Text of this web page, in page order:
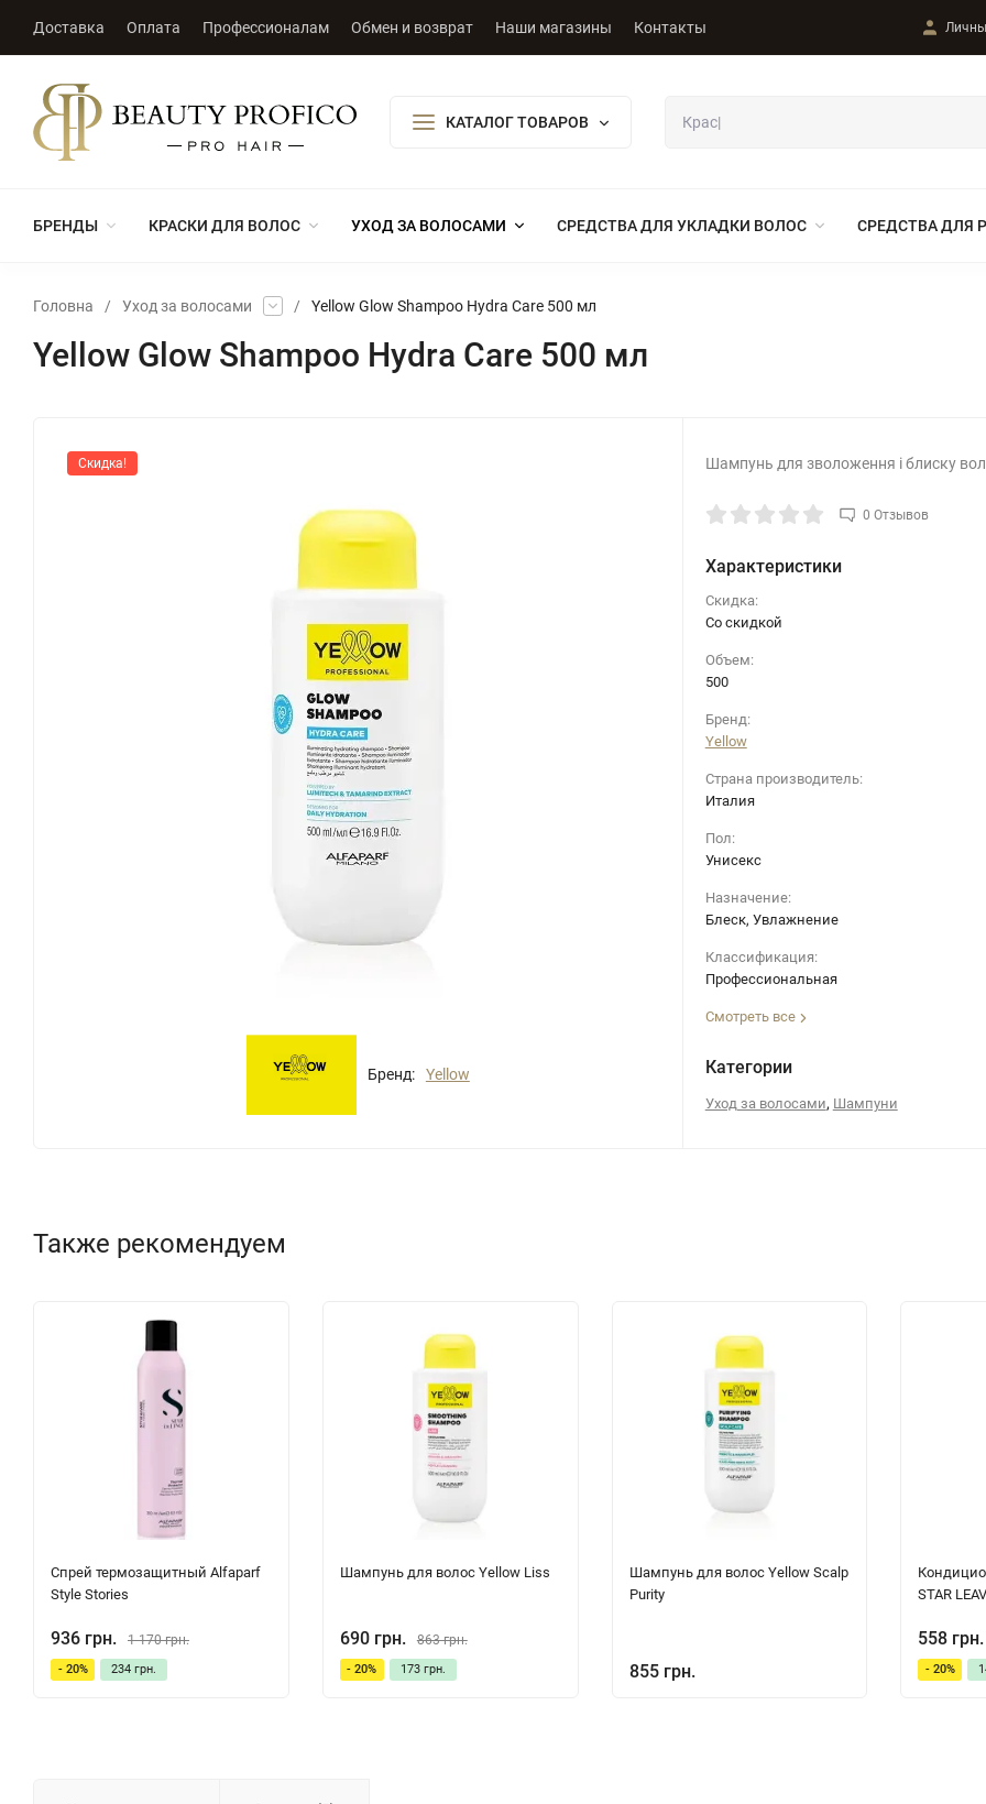
Доставка Оплата Профессионалам Обмен и возврат Наши магазины Контакты
КАТАЛОГ ТОВАРОВ
БРЕНДЫ КРАСКИ ДЛЯ ВОЛОС УХОД ЗА ВОЛОСАМИ СРЕДСТВА ДЛЯ УКЛАДКИ ВОЛОС СРЕДСТВА ДЛЯ
Головна / Уход за волосами / Yellow Glow Shampoo Hydra Care 500 мл
Yellow Glow Shampoo Hydra Care 500 мл
Скидка!
Бренд: Yellow
Шампунь для зволоження і блиску
0 Отзывов
Характеристики
Скидка:
Со скидкой
Объем:
500
Бренд:
Yellow
Страна производитель:
Италия
Пол:
Унисекс
Назначение:
Блеск, Увлажнение
Классификация:
Профессиональная
Смотреть все
Категории
Уход за волосами, Шампуни
Также рекомендуем
Спрей термозащитный Alfaparf
Style Stories
936 грн. 1 170 грн.
- 20% 234 грн.
Шампунь для волос Yellow Liss
690 грн. 863 грн.
- 20% 173 грн.
Шампунь для волос Yellow Scalp
Purity
855 грн.
STAR
558 грн.
- 20%